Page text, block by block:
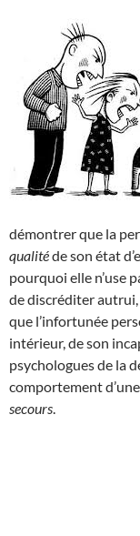
démontrer que la
qualitéde son état
pourquoi elle n’use
de discréditer
que l’infortunée
intérieur, de son
psychologues de la
comportement
secours